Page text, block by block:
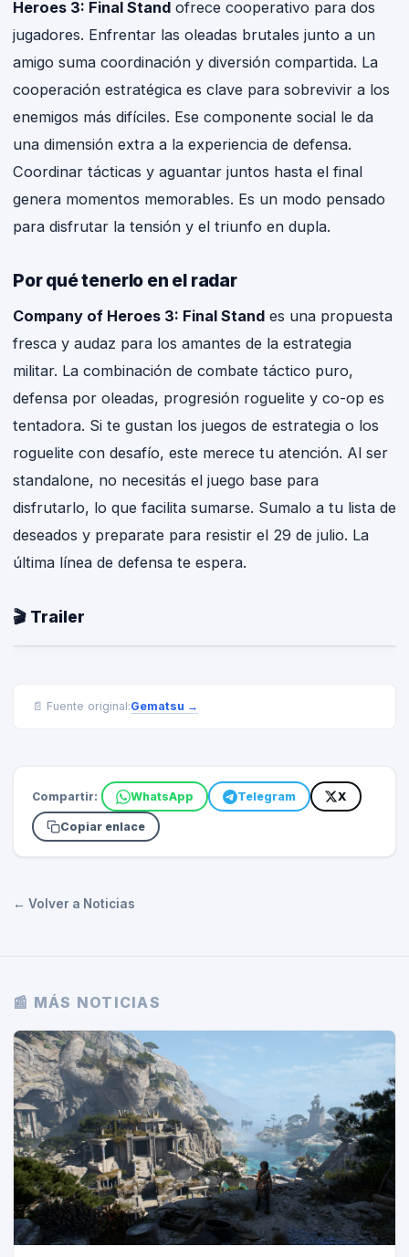
Heroes 3: Final Stand ofrece cooperativo para dos
jugadores. Enfrentar las oleadas brutales junto a un
amigo suma coordinación y diversión compartida. La
cooperación estratégica es clave para sobrevivir a los
enemigos más difíciles. Ese componente social le da
una dimensión extra a la experiencia de defensa.
Coordinar tácticas y aguantar juntos hasta el final
genera momentos memorables. Es un modo pensado
para disfrutar la tensión y el triunfo en dupla.
Por qué tenerlo en el radar
Company of Heroes 3: Final Stand es una propuesta
fresca y audaz para los amantes de la estrategia
militar. La combinación de combate táctico puro,
defensa por oleadas, progresión roguelite y co-op es
tentadora. Si te gustan los juegos de estrategia o los
roguelite con desafío, este merece tu atención. Al ser
standalone, no necesitás el juego base para
disfrutarlo, lo que facilita sumarse. Sumalo a tu lista de
deseados y preparate para resistir el 29 de julio. La
última línea de defensa te espera.
🎬 Trailer
📄 Fuente original:Gematsu →
Compartir: WhatsApp Telegram X
Copiar enlace
← Volver a Noticias
📰 MÁS NOTICIAS